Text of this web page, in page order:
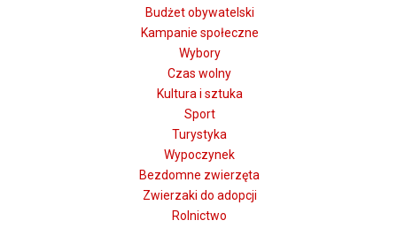
Budżet obywatelski
Kampanie społeczne
Wybory
Czas wolny
Kultura i sztuka
Sport
Turystyka
Wypoczynek
Bezdomne zwierzęta
Zwierzaki do adopcji
Rolnictwo